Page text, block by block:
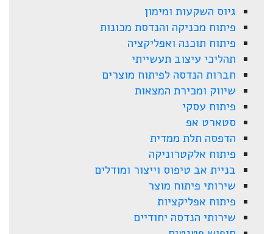
גיוס השקעות ומימון
פיתוח מכניקה והנדסת מכונות
פיתוח תוכנה ואפליקציה
תהליכי עיצוב תעשייתי
חברות הנדסה לפיתוח מוצרים
שיווק ומכירת המצאות
פיתוח עסקי
סטארט אפ
הדפסה תלת ממדית
פיתוח אלקטרוניקה
בניית אב טיפוס וייצור ומודלים
שירותי פיתוח מוצר
פיתוח אפליקציות
שירותי הנדסה יחודיים